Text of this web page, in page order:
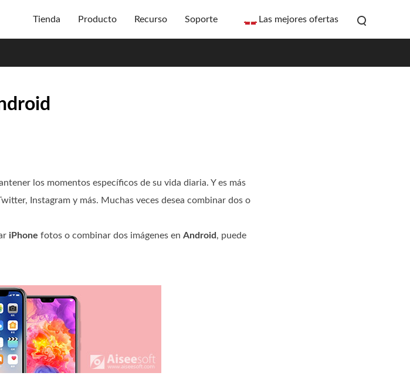
Tienda Producto Recurso Soporte Las mejores ofertas
los momentos específicos de su vida diaria. Y es más
Instagram y más. Muchas veces desea combinar dos o
iPhone fotos o combinar dos imágenes en Android , puede